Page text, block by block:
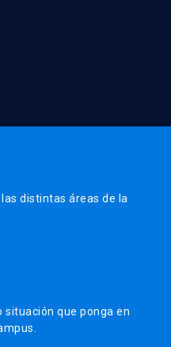
distintas áreas de la
situación que ponga en